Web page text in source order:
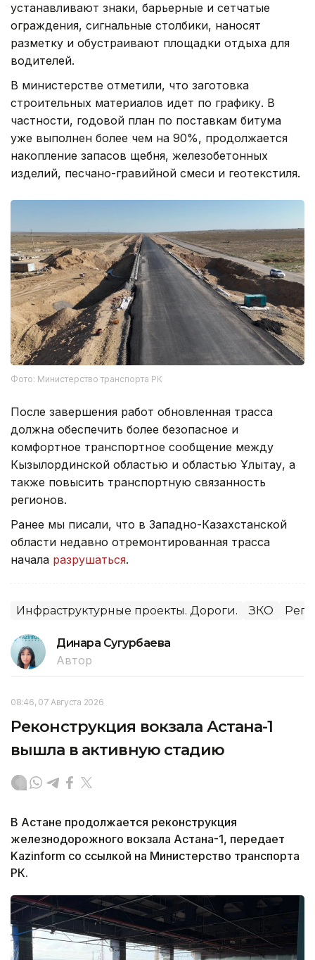
устанавливают знаки, барьерные и сетчатые
ограждения, сигнальные столбики, наносят
разметку и обустраивают площадки отдыха для
водителей.
В министерстве отметили, что заготовка
строительных материалов идет по графику. В
частности, годовой план по поставкам битума
уже выполнен более чем на 90%, продолжается
накопление запасов щебня, железобетонных
изделий, песчано-гравийной смеси и геотекстиля.
Фото: Министерство транспорта РК
После завершения работ обновленная трасса
должна обеспечить более безопасное и
комфортное транспортное сообщение между
Кызылординской областью и областью Ұлытау, а
также повысить транспортную связанность
регионов.
Ранее мы писали, что в Западно-Казахстанской
области недавно отремонтированная трасса
начала разрушаться.
Инфраструктурные проекты. Дороги. ЗКО
Динара Сугурбаева
Автор
08:46, 07 Августа 2026
Реконструкция вокзала Астана-1
вышла в активную стадию
В Астане продолжается реконструкция
железнодорожного вокзала Астана-1, передает
Kazinform со ссылкой на Министерство транспорта
РК.